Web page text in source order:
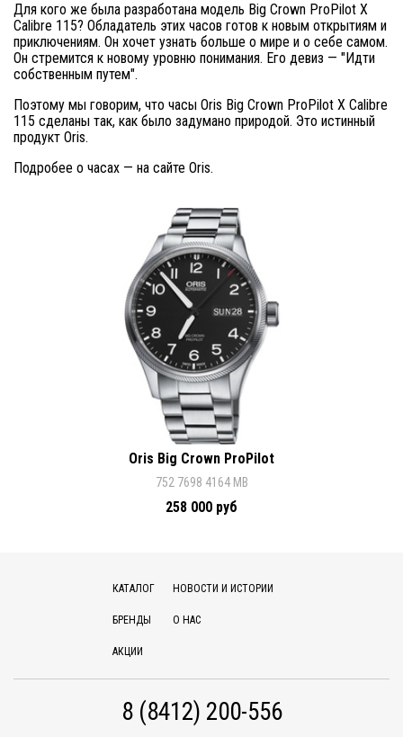
Для кого же была разработана модель Big Crown ProPilot X
Calibre 115? Обладатель этих часов готов к новым открытиям и
приключениям. Он хочет узнать больше о мире и о себе самом.
Он стремится к новому уровню понимания. Его девиз — "Идти
собственным путем".
Поэтому мы говорим, что часы Oris Big Crown ProPilot X Calibre
115 сделаны так, как было задумано природой. Это истинный
продукт Oris.
Подробее о часах — на сайте Oris.
Oris Big Crown ProPilot
752 7698 4164 MB
258 000 руб
КАТАЛОГ
БРЕНДЫ
АКЦИИ
НОВОСТИ И ИСТОРИИ
О НАС
8 (8412) 200-556